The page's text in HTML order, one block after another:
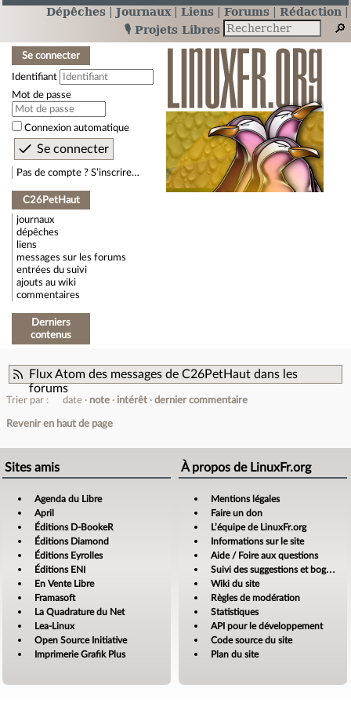
Dépêches Journaux Liens Forums
Rédaction
🎙️ Projets Libres
Se connecter
Identifiant
Mot de passe
Connexion automatique
Pas de compte ? S’inscrire…
C26PetHaut
journaux
dépêches
liens
messages sur les forums
entrées du suivi
ajouts au wiki
commentaires
Derniers
contenus
Flux Atom des messages de C26PetHaut dans les
forums
Trier par : date note intérêt dernier commentaire
Revenir en haut de page
Sites amis
Agenda du Libre
April
Éditions D-BookeR
Éditions Diamond
Éditions Eyrolles
Éditions ENI
En Vente Libre
Framasoft
La Quadrature du Net
Lea-Linux
Open Source Initiative
Imprimerie Grafik Plus
À propos de LinuxFr.org
Mentions légales
Faire un don
L’équipe de LinuxFr.org
Informations sur le site
Aide / Foire aux questions
Suivi des suggestions et bogues
Wiki du site
Règles de modération
Statistiques
API pour le développement
Code source du site
Plan du site